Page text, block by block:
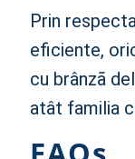
Prin
eficiente,
cu brânzã
atât familia